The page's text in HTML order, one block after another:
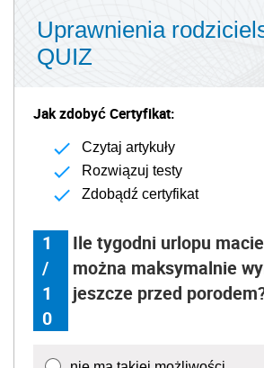
Uprawnienia
QUIZ
Jak zdobyć Certyfikat:
Czytaj artykuły
Rozwiązuj testy
Zdobądź certyfikat
1
/
1
0
Ile tygodni urlopu
można maksymalnie
jeszcze przed